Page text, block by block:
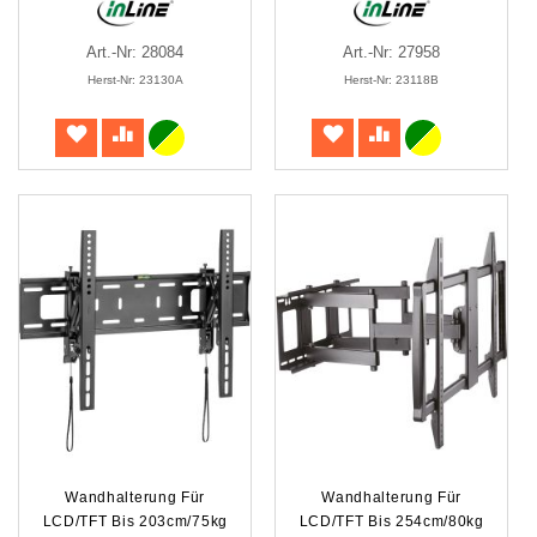
Art.-Nr: 28084
Herst-Nr: 23130A
Art.-Nr: 27958
Herst-Nr: 23118B
Wandhalterung Für
LCD/TFT Bis 203cm/75kg
Wandhalterung Für
LCD/TFT Bis 254cm/80kg